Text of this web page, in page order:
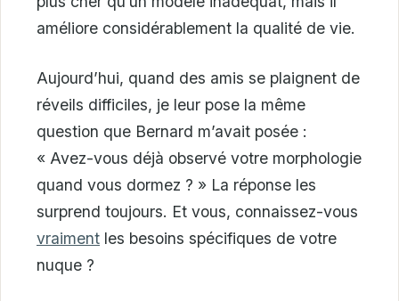
améliore considérablement la qualité de vie.
Aujourd’hui, quand des amis se plaignent de
réveils difficiles, je leur pose la même
question que Bernard m’avait posée :
« Avez-vous déjà observé votre morphologie
quand vous dormez ? » La réponse les
surprend toujours. Et vous, connaissez-vous
vraiment les besoins spécifiques de votre
nuque ?